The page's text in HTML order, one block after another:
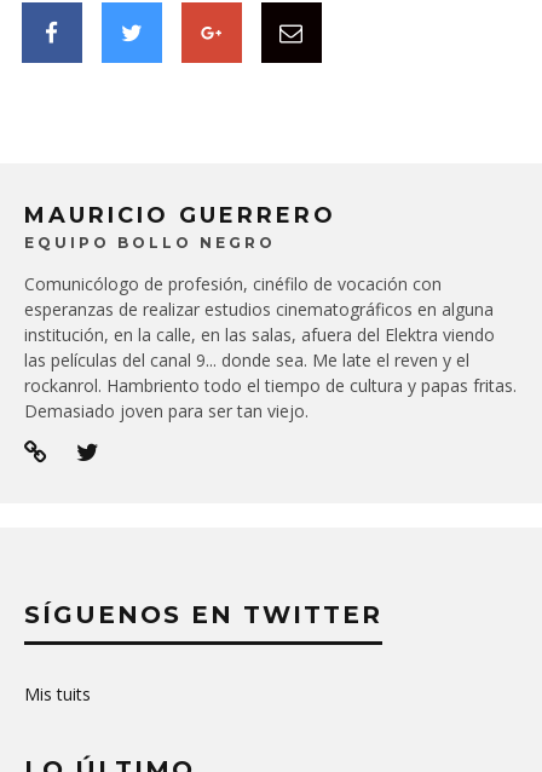
MAURICIO GUERRERO
EQUIPO BOLLO NEGRO
Comunicólogo de profesión, cinéfilo de vocación con
esperanzas de realizar estudios cinematográficos en alguna
institución, en la calle, en las salas, afuera del Elektra viendo
las películas del canal 9... donde sea. Me late el reven y el
rockanrol. Hambriento todo el tiempo de cultura y papas fritas.
Demasiado joven para ser tan viejo.
SÍGUENOS EN TWITTER
Mis tuits